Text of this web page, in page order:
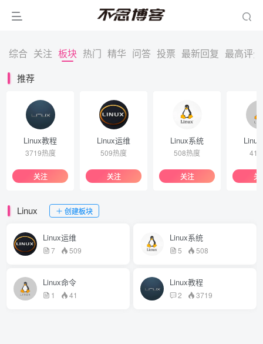
综合 关注 板块 热门 精华 问答 投票 最新回复 最高评分
推荐
Linux教程
3719热度
关注
Linux运维
509热度
关注
Linux系统
508热度
关注
41
关
Linux 创建板块
Linux运维
7 509
Linux系统
5 508
Linux命令
1 41
Linux教程
2 3719